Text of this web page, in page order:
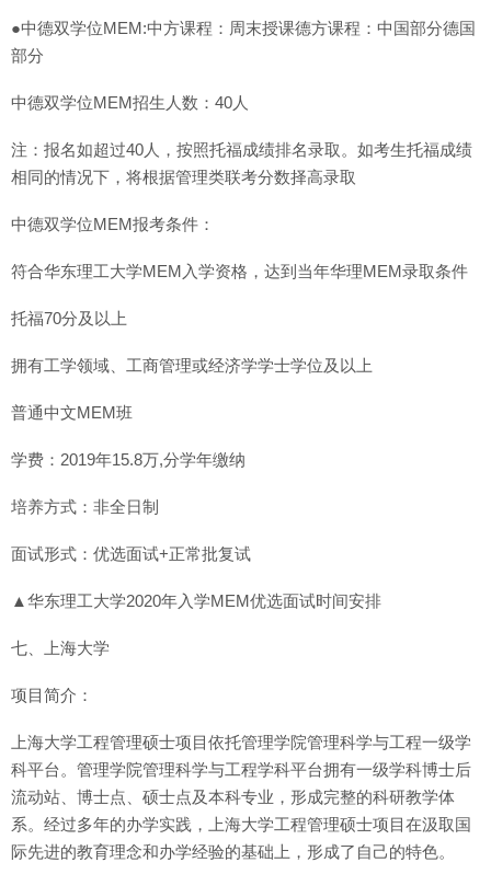
●中德双学位MEM:中方课程：周末授课德方课程：中国部分德国
部分
中德双学位MEM招生人数：40人
注：报名如超过40人，按照托福成绩排名录取。如考生托福成绩
相同的情况下，将根据管理类联考分数择高录取
中德双学位MEM报考条件：
符合华东理工大学MEM入学资格，达到当年华理MEM录取条件
托福70分及以上
拥有工学领域、工商管理或经济学学士学位及以上
普通中文MEM班
学费：2019年15.8万,分学年缴纳
培养方式：非全日制
面试形式：优选面试+正常批复试
▲华东理工大学2020年入学MEM优选面试时间安排
七、上海大学
项目简介：
上海大学工程管理硕士项目依托管理学院管理科学与工程一级学
科平台。管理学院管理科学与工程学科平台拥有一级学科博士后
流动站、博士点、硕士点及本科专业，形成完整的科研教学体
系。经过多年的办学实践，上海大学工程管理硕士项目在汲取国
际先进的教育理念和办学经验的基础上，形成了自己的特色。